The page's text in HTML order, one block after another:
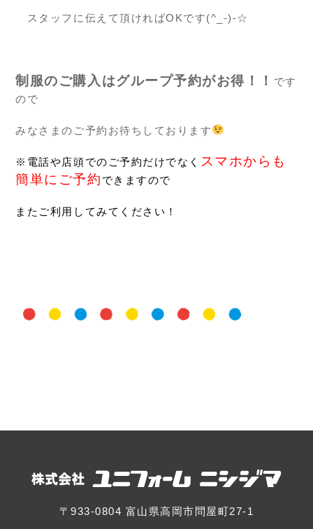
スタッフに伝えて頂ければOKです(^_-)-☆
制服のご購入はグループ予約がお得！！ です
ので
みなさまのご予約お待ちしております
※電話や店頭でのご予約だけでなく スマホからも
簡単にご予約 できますので
またご利用してみてください！
〒933-0804 富山県高岡市問屋町27-1